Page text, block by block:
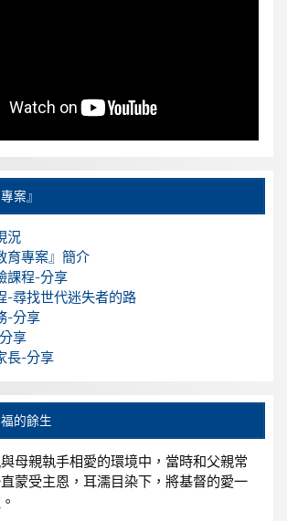
案』
況
育專案』簡介
課程-分享
-尋找世代迷失者的路
-分享
享
長-分享
的餘生
母親執手相愛的環境中，當時和父親常
蒙受主恩，耳濡目染下，將基督的愛一